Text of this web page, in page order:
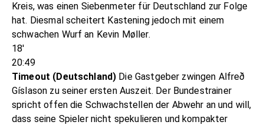
Kreis, was einen Siebenmeter für Deutschland zur Folge
hat. Diesmal scheitert Kastening jedoch mit einem
schwachen Wurf an Kevin Møller.
18'
20:49
Timeout (Deutschland) Die Gastgeber zwingen Alfreð
Gíslason zu seiner ersten Auszeit. Der Bundestrainer
spricht offen die Schwachstellen der Abwehr an und will,
dass seine Spieler nicht spekulieren und kompakter